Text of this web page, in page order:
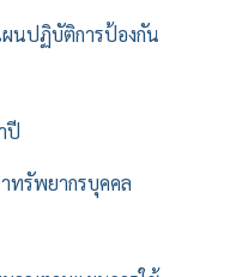
นปฏิบัติการป้องกัน
ปี
ทรัพยากรบุคคล